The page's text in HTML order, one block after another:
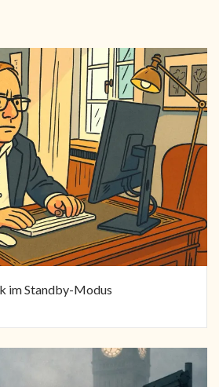
im Standby-Modus